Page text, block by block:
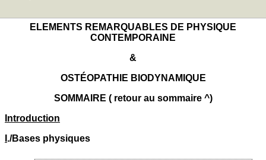
ELEMENTS REMARQUABLES DE PHYSIQUE
CONTEMPORAINE
&
OSTÉOPATHIE BIODYNAMIQUE
SOMMAIRE ( retour au sommaire ^)
Introduction
./Bases physiques